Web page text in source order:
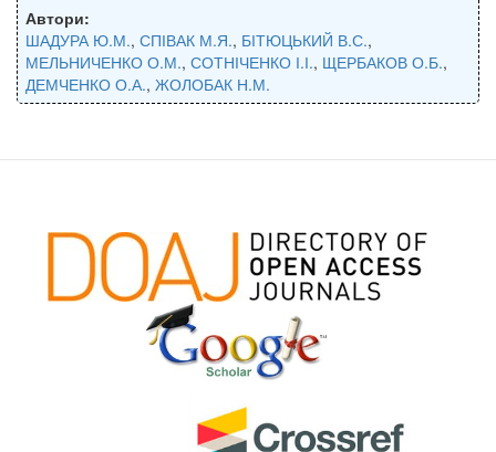
Автори:
ШАДУРА Ю.М., СПІВАК М.Я., БІТЮЦЬКИЙ В.С.,
МЕЛЬНИЧЕНКО О.М., СОТНІЧЕНКО І.І., ЩЕРБАКОВ О.Б.,
ДЕМЧЕНКО О.А., ЖОЛОБАК Н.М.